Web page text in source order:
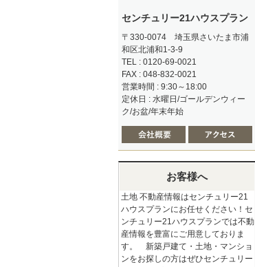
センチュリー21ハウスプラン
〒330-0074 埼玉県さいたま市浦
和区北浦和1-3-9
TEL : 0120-69-0021
FAX : 048-832-0021
営業時間 : 9:30～18:00
定休日 : 水曜日/ゴールデンウィー
ク/お盆/年末年始
お客様へ
土地 不動産情報はセンチュリー21
ハウスプランにお任せください！セ
ンチュリー21ハウスプランでは不動
産情報を豊富にご用意しておりま
す。 新築戸建て・土地・マンショ
ンをお探しの方はぜひセンチュリー